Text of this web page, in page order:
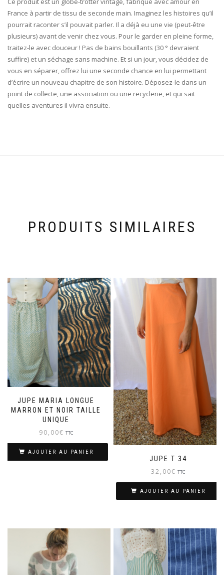
France à partir de tissu de seconde main. Imaginez les histoires qu’il
pourrait raconter s’il pouvait parler. Il a déjà eu une vie (peut-être
plusieurs) avant de venir chez vous. Pour le garder en pleine forme,
traitez-le avec douceur ! Pas de bains bouillants (30 ° devraient
suffire) et un séchage sans machine. Et si un jour, vous décidez de
vous en séparer, offrez lui une seconde chance en lui permettant
d’écrire un nouveau chapitre de son histoire. Déposez-le dans un
point de collecte, une association ou une recyclerie, et qui sait
quelles aventures il vivra ensuite.
PRODUITS SIMILAIRES
JUPE MARIA LONGUE
MARRON ET NOIR TAILLE
UNIQUE
90,00€ TTC
AJOUTER AU PANIER
JUPE T 34
32,00€ TTC
AJOUTER AU PANIER